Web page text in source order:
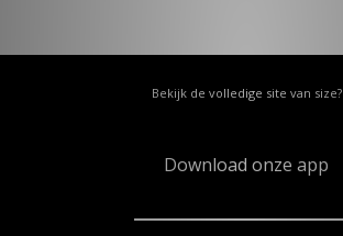
Bekijk de volledige site van size?
Download onze app